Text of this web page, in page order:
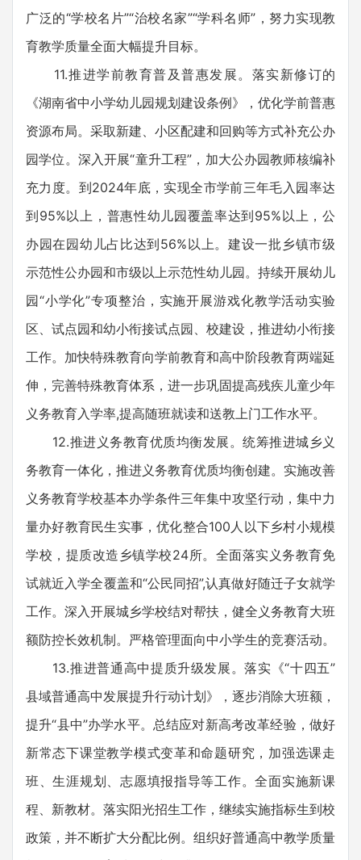
广泛的“学校名片”“治校名家”“学科名师”，努力实现教
育教学质量全面大幅提升目标。
11.推进学前教育普及普惠发展。落实新修订的
《湖南省中小学幼儿园规划建设条例》，优化学前普惠
资源布局。采取新建、小区配建和回购等方式补充公办
园学位。深入开展“童升工程”，加大公办园教师核编补
充力度。到2024年底，实现全市学前三年毛入园率达
到95%以上，普惠性幼儿园覆盖率达到95%以上，公
办园在园幼儿占比达到56%以上。建设一批乡镇市级
示范性公办园和市级以上示范性幼儿园。持续开展幼儿
园“小学化”专项整治，实施开展游戏化教学活动实验
区、试点园和幼小衔接试点园、校建设，推进幼小衔接
工作。加快特殊教育向学前教育和高中阶段教育两端延
伸，完善特殊教育体系，进一步巩固提高残疾儿童少年
义务教育入学率,提高随班就读和送教上门工作水平。
12.推进义务教育优质均衡发展。统筹推进城乡义
务教育一体化，推进义务教育优质均衡创建。实施改善
义务教育学校基本办学条件三年集中攻坚行动，集中力
量办好教育民生实事，优化整合100人以下乡村小规模
学校，提质改造乡镇学校24所。全面落实义务教育免
试就近入学全覆盖和“公民同招”,认真做好随迁子女就学
工作。深入开展城乡学校结对帮扶，健全义务教育大班
额防控长效机制。严格管理面向中小学生的竞赛活动。
13.推进普通高中提质升级发展。落实《“十四五”
县域普通高中发展提升行动计划》，逐步消除大班额，
提升“县中”办学水平。总结应对新高考改革经验，做好
新常态下课堂教学模式变革和命题研究，加强选课走
班、生涯规划、志愿填报指导等工作。全面实施新课
程、新教材。落实阳光招生工作，继续实施指标生到校
政策，并不断扩大分配比例。组织好普通高中教学质量